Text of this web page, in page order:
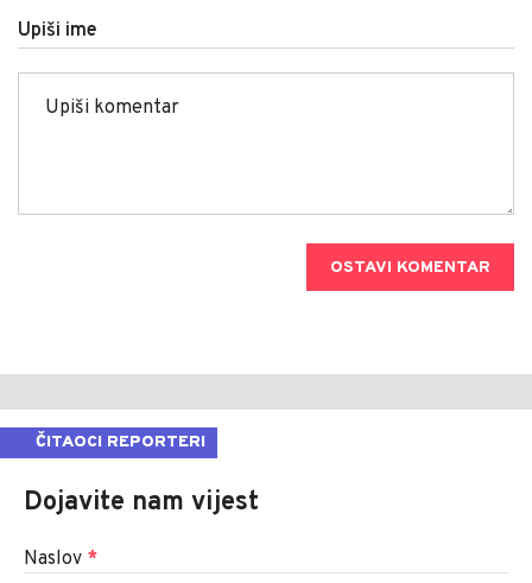
Upiši ime
OSTAVI KOMENTAR
ČITAOCI REPORTERI
Dojavite nam vijest
Naslov *